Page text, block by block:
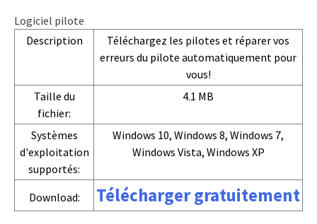
Logiciel pilote
Description
Téléchargez les pilotes et réparer vos
erreurs du pilote automatiquement pour
vous!
Taille du
fichier:
4.1 MB
Systèmes
d'exploitation
supportés:
Windows 10, Windows 8, Windows 7,
Windows Vista, Windows XP
Download: Télécharger gratuitement